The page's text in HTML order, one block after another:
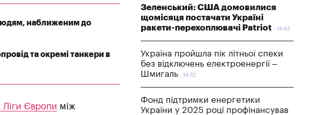
людям, наближеним до
та окремі танкери в
Європи між
Зеленський: США домовилися
щомісяця постачати Україні
ракети-перехоплювачі Patriot
14:43
Україна пройшла пік літньої спеки
без відключень електроенергії –
Шмигаль
14:32
Фонд підтримки енергетики
України у 2025 році профінансував